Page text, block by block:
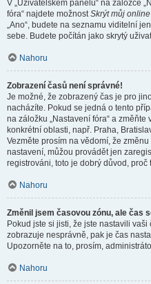
V „Uživatelském panelu“ na záložce
fóra“ najdete možnostSkrýt můj
„Ano“, budete na seznamu viditelní
sebe. Budete počítán jako skrytý
Nahoru
Zobrazení časů není správné!
Je možné, že zobrazený čas je pro
nacházíte. Pokud se jedná o tento
na záložku „Nastavení fóra“ a
konkrétní oblasti, např. Praha,
Vezměte prosím na vědomí, že
nastavení, můžou provádět jen
registrováni, toto je dobrý důvod, proč
Nahoru
Změnil jsem časovou zónu, ale čas
Pokud jste si jisti, že jste nastavili
zobrazuje nesprávně, pak je čas
Upozorněte na to, prosím,
Nahoru